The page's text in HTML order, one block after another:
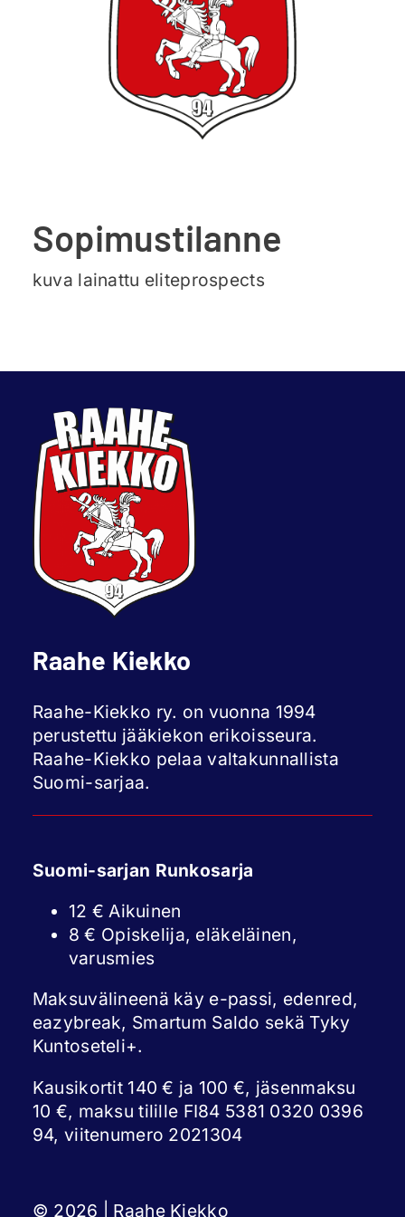
Ajankohtaista
Sopimustilanne
kuva lainattu eliteprospects
Raahe Kiekko
Raahe-Kiekko ry. on vuonna 1994
perustettu jääkiekon erikoisseura.
Raahe-Kiekko pelaa valtakunnallista
Suomi-sarjaa.
Suomi-sarjan Runkosarja
12 € Aikuinen
8 € Opiskelija, eläkeläinen,
varusmies
Maksuvälineenä käy e-passi, edenred,
eazybreak, Smartum Saldo sekä Tyky
Kuntoseteli+.
Kausikortit 140 € ja 100 €, jäsenmaksu
10 €, maksu tilille FI84 5381 0320 0396
94, viitenumero 2021304
© 2026 | Raahe Kiekko